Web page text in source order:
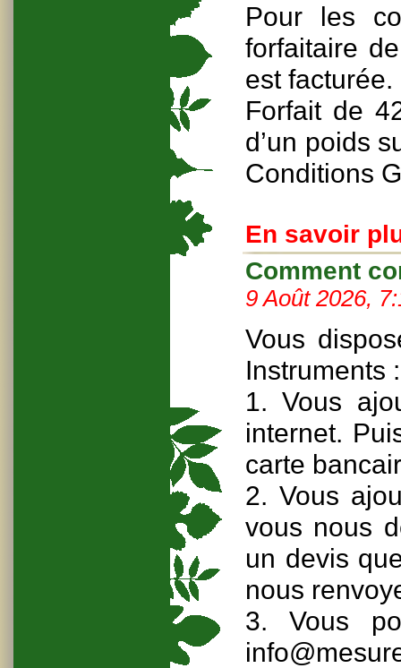
Pour les
forfaitaire
est facturée.
Forfait de
d’un poids
Conditions
En savoir
Comment
9 Août 2026,
Vous
Instruments :
1. Vous
internet.
carte
2. Vous
vous nous
un devis
nous
3. Vous